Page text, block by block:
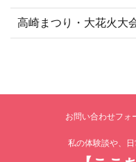
高崎まつり・大花火大
お問い合わせフォ
私の体験談や、